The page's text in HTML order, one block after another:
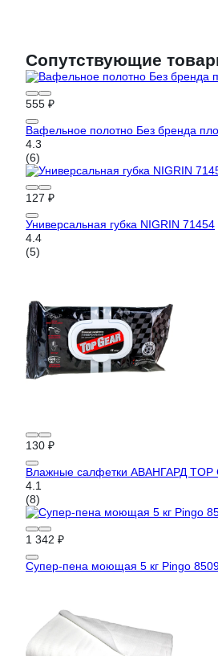
Сопутствующие
555 ₽
Вафельное полотно Без бренда
4.3
(6)
127 ₽
Универсальная губка NIGRIN 71454
4.4
(5)
130 ₽
Влажные салфетки АВАНГАРД TOP
4.1
(8)
1 342 ₽
Супер-пена моющая 5 кг Pingo